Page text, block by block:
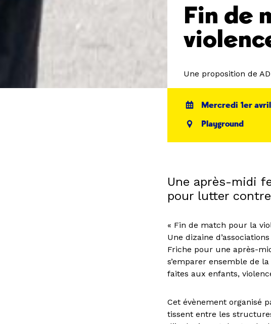
Fin de
Une proposition de
Mercredi 1er avril
Playground
Une après-midi
pour lutter
« Fin de match pour la
Une dizaine
Friche pour une après-
s’emparer ensemble de
faites aux enfants,
Cet évènement organisé
tissent entre les